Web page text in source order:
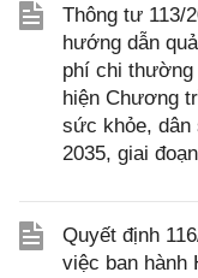
Thông tư 113/
hướng dẫn
phí chi
hiện Chương
sức khỏe, dân
2035, giai
Quyết định
việc ban hành